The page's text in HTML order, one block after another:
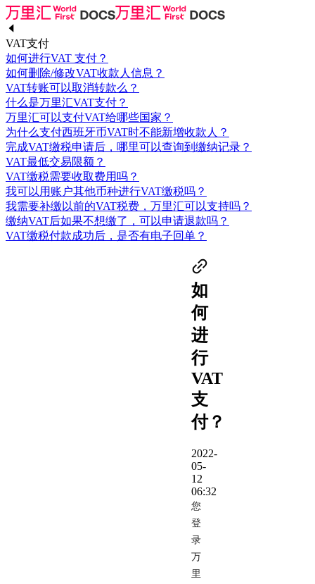
VAT支付
如何进行VAT 支付？
如何删除/修改VAT收款人信息？
VAT转账可以取消转款么？
什么是万里汇VAT支付？
万里汇可以支付VAT给哪些国家？
为什么支付西班牙币VAT时不能新增收款人？
完成VAT缴税申请后，哪里可以查询到缴纳记录？
VAT最低交易限额？
VAT缴税需要收取费用吗？
我可以用账户其他币种进行VAT缴税吗？
我需要补缴以前的VAT税费，万里汇可以支持吗？
缴纳VAT后如果不想缴了，可以申请退款吗？
VAT缴税付款成功后，是否有电子回单？
如
何
进
行
VAT
支
付？
2022-
05-
12
06:32
您
登
录
万
里